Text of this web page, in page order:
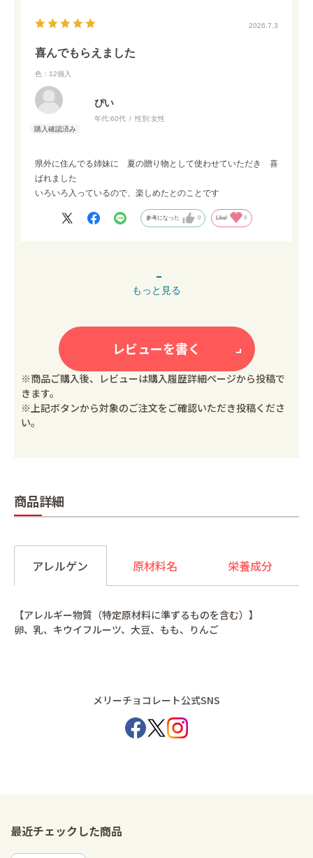
2026.7.3
喜んでもらえました
色：12個入
ぴい
年代:60代 性別:女性
県外に住んでる姉妹に 夏の贈り物として使わせていただき 喜
ばれました
いろいろ入っているので、楽しめたとのことです
参考になった 0 Like! 0
もっと見る
レビューを書く
※商品ご購入後、レビューは購入履歴詳細ページから投稿で
きます。
※上記ボタンから対象のご注文をご確認いただき投稿くださ
い。
商品詳細
アレルゲン 原材料名 栄養成分
【アレルギー物質（特定原材料に準ずるものを含む）】
卵、乳、キウイフルーツ、大豆、もも、りんご
メリーチョコレート公式SNS
最近チェックした商品